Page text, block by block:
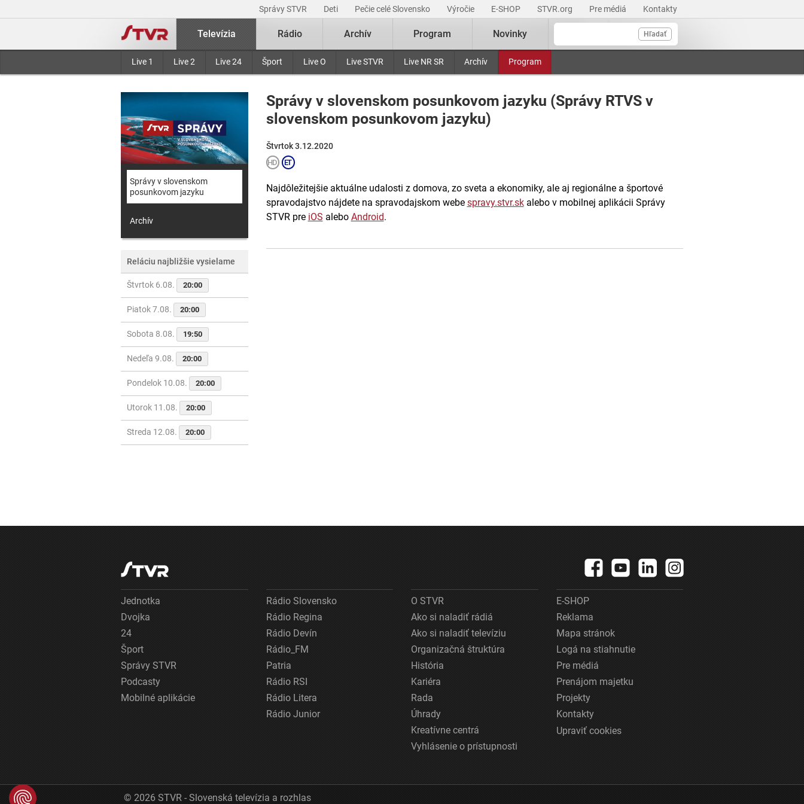
Správy STVR Deti Pečie celé Slovensko Výročie E-SHOP STVR.org Pre médiá Kontakty
Hľadať
Televízia
Live 1 Live 2 Live 24 Šport Live O Live STVR Live NR SR Archív Program
Rádio Archív Program Novinky
Správy v slovenskom
posunkovom jazyku
Archív
Reláciu najbližšie vysielame
Štvrtok 6.08. 20:00
Piatok 7.08. 20:00
Sobota 8.08. 19:50
Nedeľa 9.08. 20:00
Pondelok 10.08. 20:00
Utorok 11.08. 20:00
Streda 12.08. 20:00
Správy v slovenskom posunkovom jazyku (Správy RTVS v
slovenskom posunkovom jazyku)
Štvrtok 3.12.2020
Najdôležitejšie aktuálne udalosti z domova, zo sveta a ekonomiky, ale aj regionálne a športové
spravodajstvo nájdete na spravodajskom webe spravy.stvr.skalebo v mobilnej aplikácii Správy
STVR pre iOS alebo Android.
Jednotka
Dvojka
24
Šport
Správy STVR
Podcasty
Mobilné aplikácie
Rádio Slovensko
Rádio Regina
Rádio Devín
Rádio_FM
Patria
Rádio RSI
Rádio Litera
Rádio Junior
O STVR
Ako si naladiť rádiá
Ako si naladiť televíziu
Organizačná štruktúra
História
Kariéra
Rada
Úhrady
Kreatívne centrá
Vyhlásenie o prístupnosti
E-SHOP
Reklama
Mapa stránok
Logá na stiahnutie
Pre médiá
Prenájom majetku
Projekty
Kontakty
Upraviť cookies
© 2026 STVR - Slovenská televízia a rozhlas